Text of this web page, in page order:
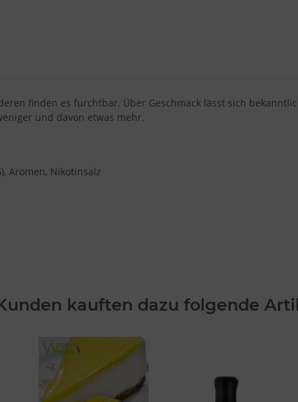
finden es furchtbar. Über Geschmack lässt sich
und davon etwas mehr.
Aromen, Nikotinsalz
kauften dazu folgende